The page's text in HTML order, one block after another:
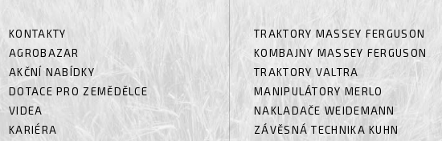
KONTAKTY
AGROBAZAR
AKČNÍ NABÍDKY
DOTACE PRO ZEMĚDĚLCE
VIDEA
KARIÉRA
TRAKTORY MASSEY FERGUSON
KOMBAJNY MASSEY FERGUSON
TRAKTORY VALTRA
MANIPULÁTORY MERLO
NAKLADAČE WEIDEMANN
ZÁVĚSNÁ TECHNIKA KUHN